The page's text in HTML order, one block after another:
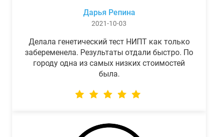
Дарья Репина
2021-10-03
Делала генетический тест НИПТ как только
забеременела. Результаты отдали быстро. По
городу одна из самых низких стоимостей
была.